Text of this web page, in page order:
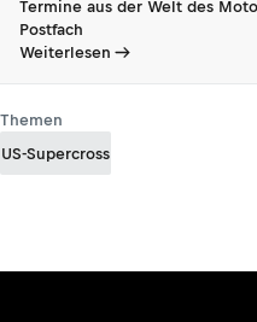
Termine aus der Welt des
Postfach
Weiterlesen
Themen
US-Supercross